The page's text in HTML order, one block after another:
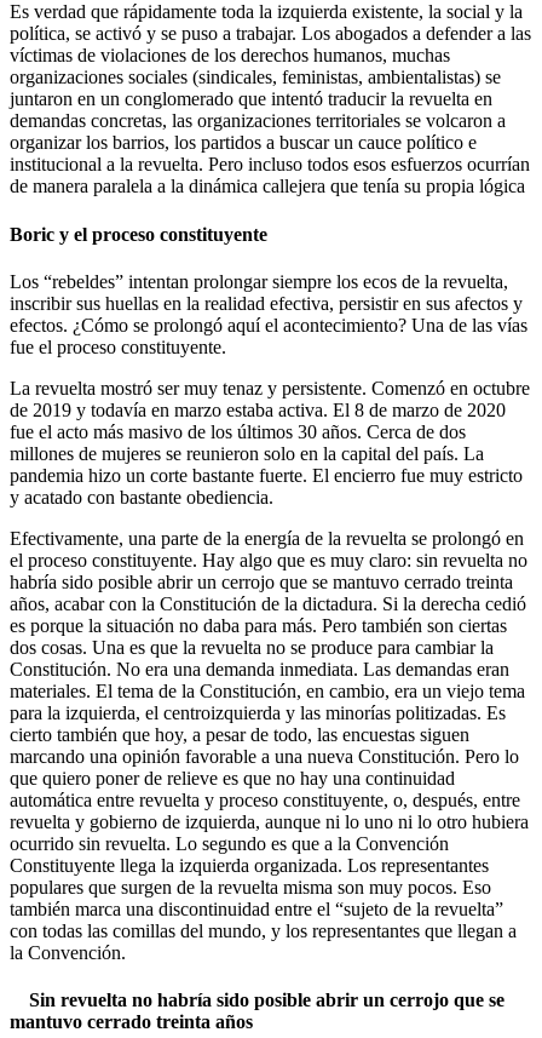
Es verdad que rápidamente toda la izquierda existente, la social y la
política, se activó y se puso a trabajar. Los abogados a defender a las
víctimas de violaciones de los derechos humanos, muchas
organizaciones sociales (sindicales, feministas, ambientalistas) se
juntaron en un conglomerado que intentó traducir la revuelta en
demandas concretas, las organizaciones territoriales se volcaron a
organizar los barrios, los partidos a buscar un cauce político e
institucional a la revuelta. Pero incluso todos esos esfuerzos ocurrían
de manera paralela a la dinámica callejera que tenía su propia lógica
Boric y el proceso constituyente
Los “rebeldes” intentan prolongar siempre los ecos de la revuelta,
inscribir sus huellas en la realidad efectiva, persistir en sus afectos y
efectos. ¿Cómo se prolongó aquí el acontecimiento? Una de las vías
fue el proceso constituyente.
La revuelta mostró ser muy tenaz y persistente. Comenzó en octubre
de 2019 y todavía en marzo estaba activa. El 8 de marzo de 2020
fue el acto más masivo de los últimos 30 años. Cerca de dos
millones de mujeres se reunieron solo en la capital del país. La
pandemia hizo un corte bastante fuerte. El encierro fue muy estricto
y acatado con bastante obediencia.
Efectivamente, una parte de la energía de la revuelta se prolongó en
el proceso constituyente. Hay algo que es muy claro: sin revuelta no
habría sido posible abrir un cerrojo que se mantuvo cerrado treinta
años, acabar con la Constitución de la dictadura. Si la derecha cedió
es porque la situación no daba para más. Pero también son ciertas
dos cosas. Una es que la revuelta no se produce para cambiar la
Constitución. No era una demanda inmediata. Las demandas eran
materiales. El tema de la Constitución, en cambio, era un viejo tema
para la izquierda, el centroizquierda y las minorías politizadas. Es
cierto también que hoy, a pesar de todo, las encuestas siguen
marcando una opinión favorable a una nueva Constitución. Pero lo
que quiero poner de relieve es que no hay una continuidad
automática entre revuelta y proceso constituyente, o, después, entre
revuelta y gobierno de izquierda, aunque ni lo uno ni lo otro hubiera
ocurrido sin revuelta. Lo segundo es que a la Convención
Constituyente llega la izquierda organizada. Los representantes
populares que surgen de la revuelta misma son muy pocos. Eso
también marca una discontinuidad entre el “sujeto de la revuelta”
con todas las comillas del mundo, y los representantes que llegan a
la Convención.
Sin revuelta no habría sido posible abrir un cerrojo que se
mantuvo cerrado treinta años